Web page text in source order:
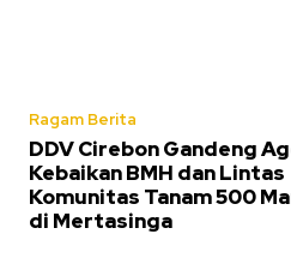
Ragam Berita
DDV Cirebon Gandeng
Kebaikan BMH dan Lintas
Komunitas Tanam 500
di Mertasinga